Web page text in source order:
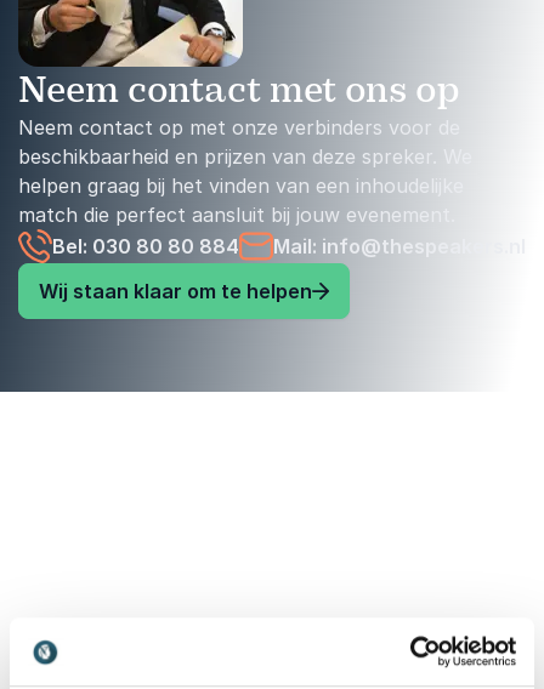
Neem contact met ons op
Neem contact op met onze verbinders voor de
beschikbaarheid en prijzen van deze spreker. We
helpen graag bij het vinden van een inhoudelijke
match die perfect aansluit bij jouw evenement.
Bel: 030 80 80 884
Mail: info@thespeakers.nl
Wij staan klaar om te helpen
Vrijblijvend advies voor het kiezen